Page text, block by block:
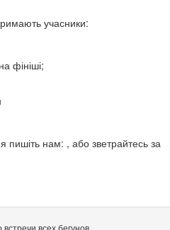
учасники:
фініші;
пишіть нам: , або зветрайтесь за
всех бегунов.